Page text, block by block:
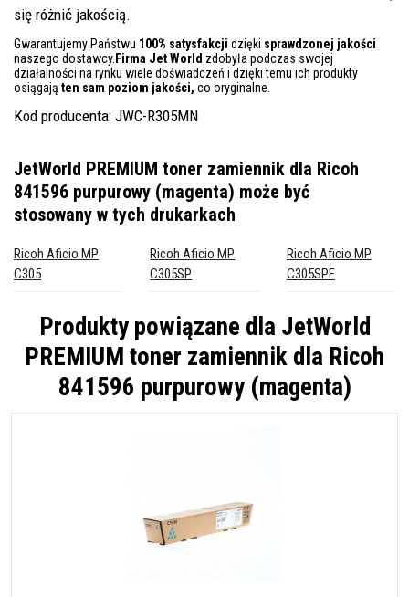
się różnić jakością.
Gwarantujemy Państwu 100% satysfakcji dzięki sprawdzonej jakości
naszego dostawcy. Firma Jet World zdobyła podczas swojej
działalności na rynku wiele doświadczeń i dzięki temu ich produkty
osiągają ten sam poziom jakości, co oryginalne.
Kod producenta: JWC-R305MN
JetWorld PREMIUM toner zamiennik dla Ricoh
841596 purpurowy (magenta) może być
stosowany w tych drukarkach
Ricoh Aficio MP
C305
Ricoh Aficio MP
C305SP
Ricoh Aficio MP
C305SPF
Produkty powiązane dla JetWorld
PREMIUM toner zamiennik dla Ricoh
841596 purpurowy (magenta)